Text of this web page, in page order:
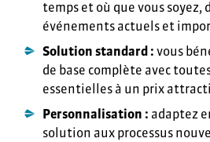
temps et où que vous
événements actuels et
Solution standard : vous
de base complète avec
essentielles à un prix
Personnalisation : adaptez
solution aux processus